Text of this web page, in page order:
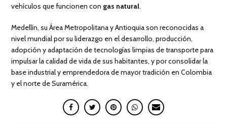
vehículos que funcionen con gas natural.
Medellín, su Área Metropolitana y Antioquia son reconocidas a
nivel mundial por su liderazgo en el desarrollo, producción,
adopción y adaptación de tecnologías limpias de transporte para
impulsar la calidad de vida de sus habitantes, y por consolidar la
base industrial y emprendedora de mayor tradición en Colombia
y el norte de Suramérica.